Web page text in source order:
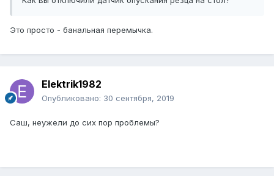
Это просто - банальная перемычка.
Elektrik1982
Опубликовано: 30 сентября, 2019
Саш, неужели до сих пор проблемы?